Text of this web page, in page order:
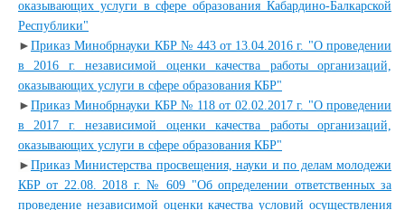
оказывающих услуги в сфере образования Кабардино-Балкарской
Республики"
► Приказ Минобрнауки КБР № 443 от 13.04.2016 г. "О проведении
в 2016 г. независимой оценки качества работы организаций,
оказывающих услуги в сфере образования КБР"
► Приказ Минобрнауки КБР № 118 от 02.02.2017 г. "О проведении
в 2017 г. независимой оценки качества работы организаций,
оказывающих услуги в сфере образования КБР"
► Приказ Министерства просвещения, науки и по делам молодежи
КБР от 22.08. 2018 г. № 609 "Об определении ответственных за
проведение независимой оценки качества условий осуществления